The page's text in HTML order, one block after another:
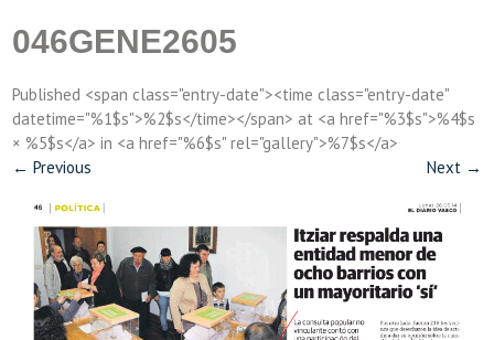
046GENE2605
Published <span class="entry-date"><time class="entry-date"
datetime="%1$s">%2$s</time></span> at <a href="%3$s">%4$s
× %5$s</a> in <a href="%6$s" rel="gallery">%7$s</a>
← Previous Next →